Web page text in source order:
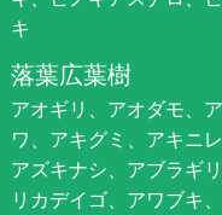
キ
落葉広葉樹
アオギリ、アオダモ、
ワ、アキグミ、アキニ
アズキナシ、アブラギ
リカデイゴ、アワブキ